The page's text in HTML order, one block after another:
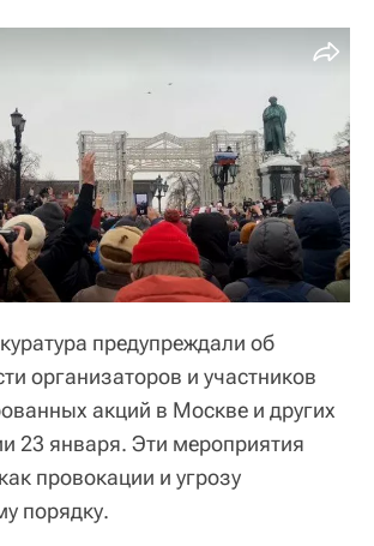
предупреждали об
организаторов и участников
акций в Москве и других
23 января. Эти мероприятия
провокации и угрозу
порядку.